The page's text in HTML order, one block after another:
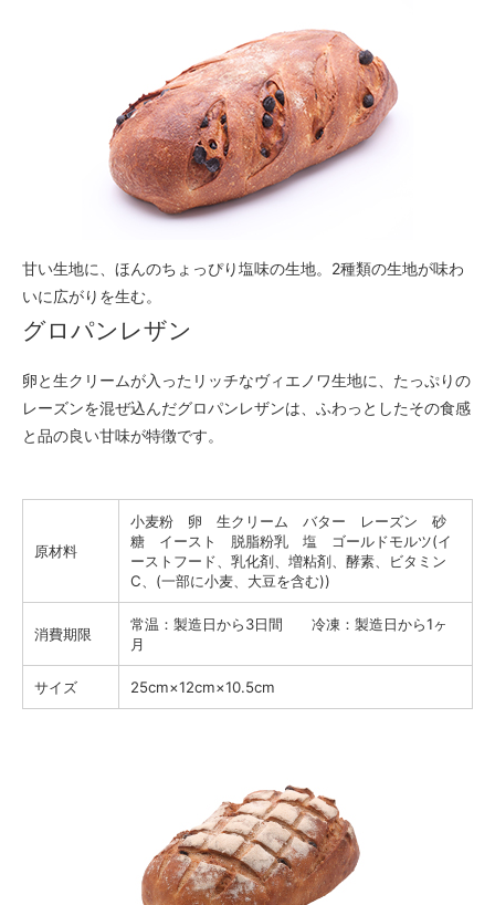
甘い生地に、ほんのちょっぴり塩味の生地。2種類の生地が味わ
いに広がりを生む。
グロパンレザン
卵と生クリームが入ったリッチなヴィエノワ生地に、たっぷりの
レーズンを混ぜ込んだグロパンレザンは、ふわっとしたその食感
と品の良い甘味が特徴です。
原材料
小麦粉 卵 生クリーム バター レーズン 砂
糖 イースト 脱脂粉乳 塩 ゴールドモルツ(イ
ーストフード、乳化剤、増粘剤、酵素、ビタミン
C、(一部に小麦、大豆を含む))
消費期限
常温：製造日から3日間 冷凍：製造日から1ヶ
月
サイズ 25cm×12cm×10.5cm